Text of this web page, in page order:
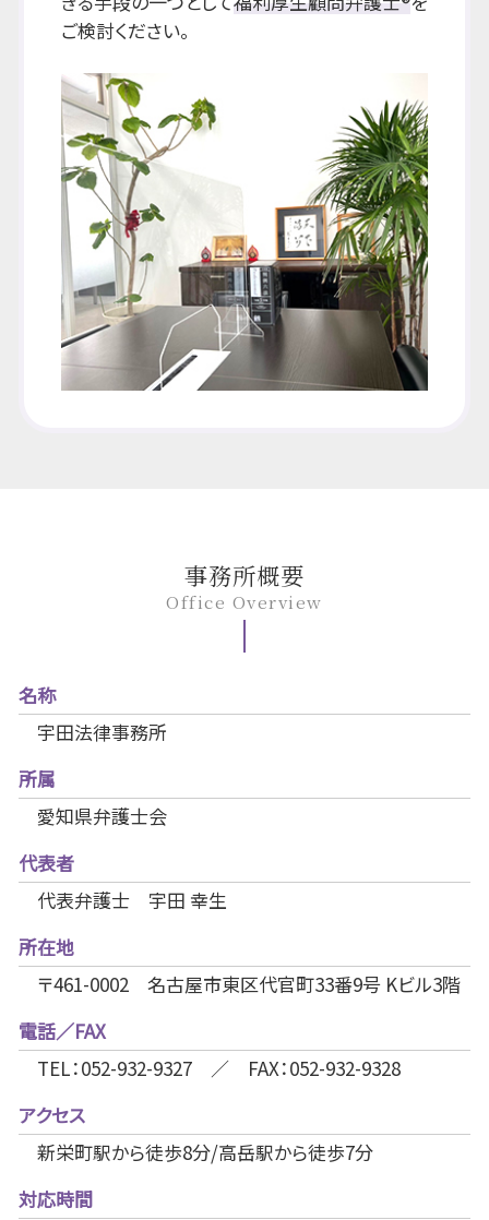
ご検討ください。
事務所概要
Office Overview
名称
宇田法律事務所
所属
愛知県弁護士会
代表者
代表弁護士 宇田 幸生
所在地
〒461-0002 名古屋市東区代官町33番9号 Kビル3階
電話／FAX
TEL：052-932-9327 ／ FAX：052-932-9328
アクセス
新栄町駅から徒歩8分/高岳駅から徒歩7分
対応時間